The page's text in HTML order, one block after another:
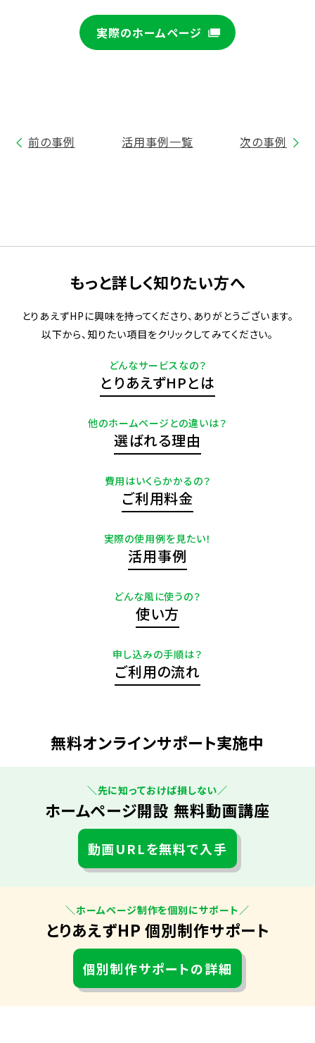
実際のホームページ
前の事例 活用事例一覧 次の事例
もっと詳しく知りたい方へ
とりあえずHPに興味を持ってくださり、ありがとうございます。
以下から、知りたい項目をクリックしてみてください。
どんなサービスなの？
とりあえずHPとは
他のホームページとの違いは？
選ばれる理由
費用はいくらかかるの？
ご利用料金
実際の使用例を見たい！
活用事例
どんな風に使うの？
使い方
申し込みの手順は？
ご利用の流れ
無料オンラインサポート実施中
＼先に知っておけば損しない／
ホームページ開設 無料動画講座
動画URLを無料で入手
＼ホームページ制作を個別にサポート／
とりあえずHP 個別制作サポート
個別制作サポートの詳細